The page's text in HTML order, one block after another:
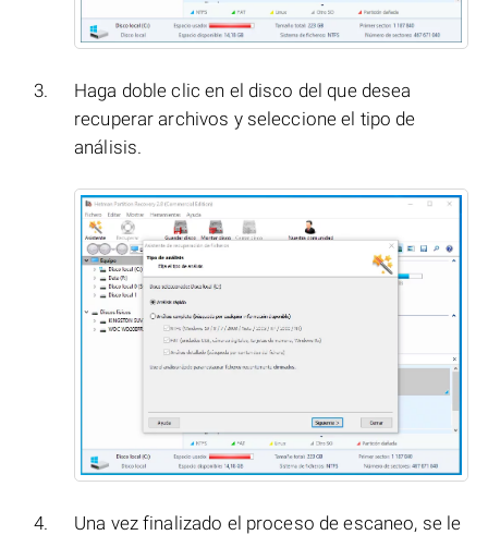
Haga doble clic en el disco del que desea
recuperar archivos y seleccione el tipo de
análisis.
Una vez finalizado el proceso de escaneo, se le